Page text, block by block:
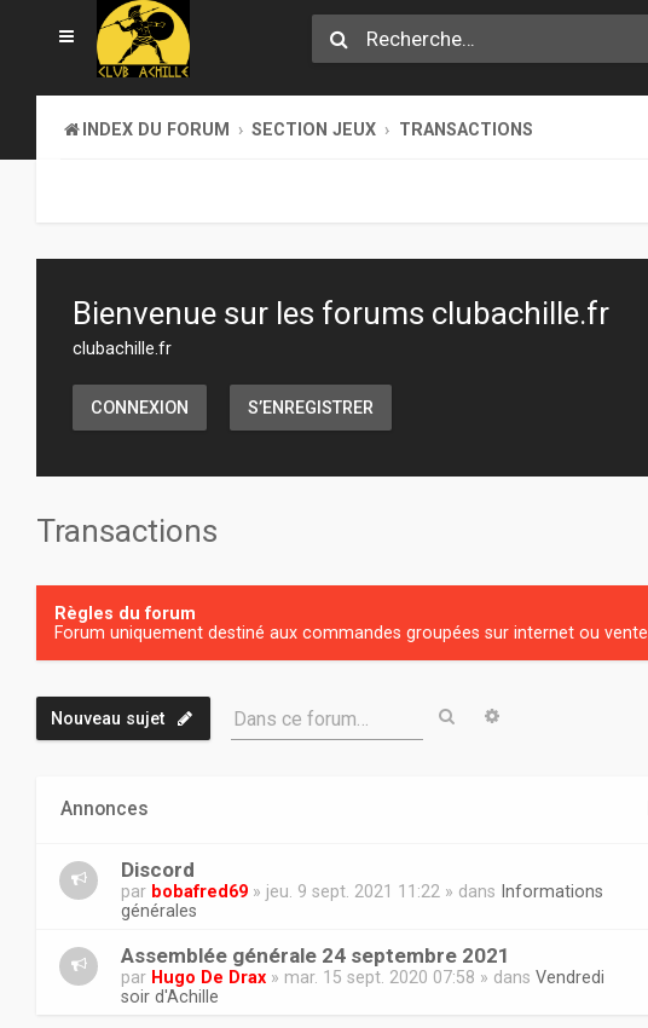
INDEX DU FORUM SECTION JEUX TRANSACTIONS
Bienvenue sur les forums clubachille.fr
clubachille.fr
CONNEXION S’ENREGISTRER
Transactions
Règles du forum
Forum uniquement destiné aux commandes groupées sur internet ou
Nouveau sujet Dans ce forum… Rechercher
Annonces
Discord
par bobafred69 » jeu. 9 sept. 2021 11:22 » dans Informations
générales
Assemblée générale 24 septembre 2021
par Hugo De Drax » mar. 15 sept. 2020 07:58 » dans Vendredi
soir d'Achille